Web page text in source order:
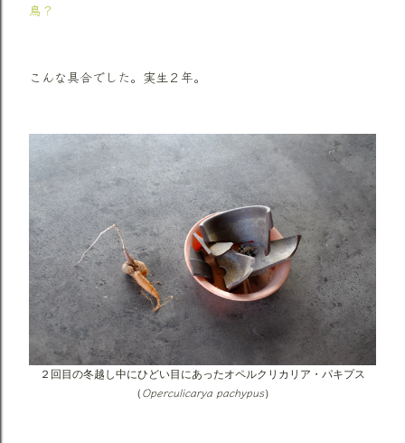
鳥？
こんな具合でした。実生２年。
２回目の冬越し中にひどい目にあったオペルクリカリア・パキプス
（ Operculicarya pachypus）